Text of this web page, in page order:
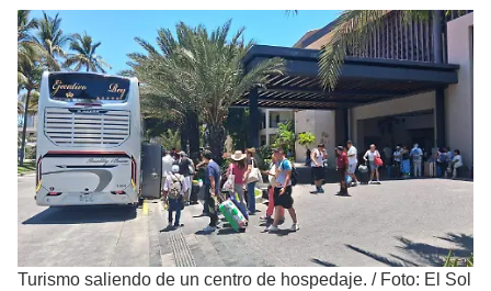
Turismo saliendo de un centro de hospedaje. / Foto: El Sol